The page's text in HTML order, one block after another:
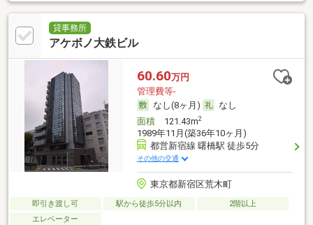
貸事務所
アケボノ大鉄ビル
60.60万円
管理費等-
なし(8ヶ月)
なし
面積121.43m2
1989年11月(築36年10ヶ月)
都営新宿線 曙橋駅 徒歩5分
その他の交通
東京都新宿区荒木町
即引き渡し可 駅から徒歩5分以内
2階以上
エレベーター